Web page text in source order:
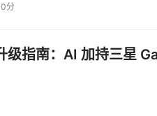
分
级指南：AI 加持三星